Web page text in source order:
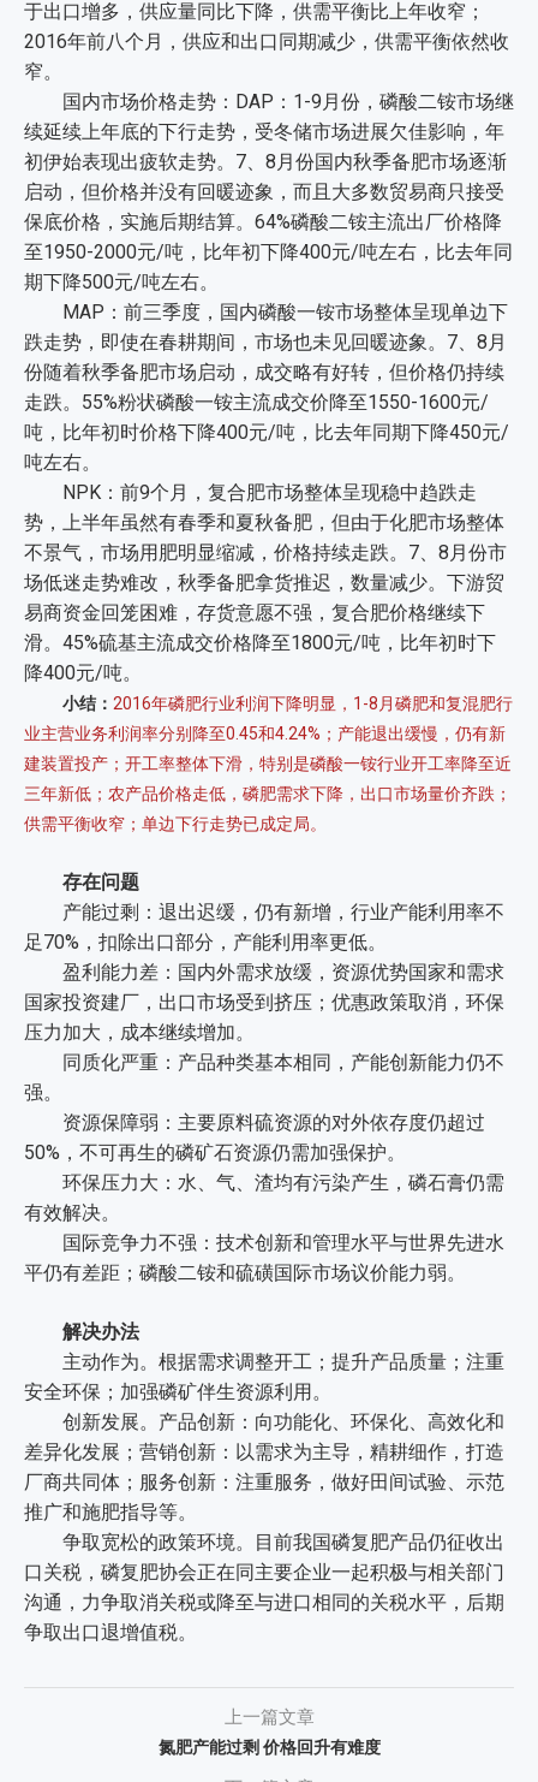
于出口增多，供应量同比下降，供需平衡比上年收窄；
2016年前八个月，供应和出口同期减少，供需平衡依然收
窄。
国内市场价格走势：DAP：1-9月份，磷酸二铵市场继
续延续上年底的下行走势，受冬储市场进展欠佳影响，年
初伊始表现出疲软走势。7、8月份国内秋季备肥市场逐渐
启动，但价格并没有回暖迹象，而且大多数贸易商只接受
保底价格，实施后期结算。64%磷酸二铵主流出厂价格降
至1950-2000元/吨，比年初下降400元/吨左右，比去年同
期下降500元/吨左右。
MAP：前三季度，国内磷酸一铵市场整体呈现单边下
跌走势，即使在春耕期间，市场也未见回暖迹象。7、8月
份随着秋季备肥市场启动，成交略有好转，但价格仍持续
走跌。55%粉状磷酸一铵主流成交价降至1550-1600元/
吨，比年初时价格下降400元/吨，比去年同期下降450元/
吨左右。
NPK：前9个月，复合肥市场整体呈现稳中趋跌走
势，上半年虽然有春季和夏秋备肥，但由于化肥市场整体
不景气，市场用肥明显缩减，价格持续走跌。7、8月份市
场低迷走势难改，秋季备肥拿货推迟，数量减少。下游贸
易商资金回笼困难，存货意愿不强，复合肥价格继续下
滑。45%硫基主流成交价格降至1800元/吨，比年初时下
降400元/吨。
小结： 2016年磷肥行业利润下降明显，1-8月磷肥和复混肥行
业主营业务利润率分别降至0.45和4.24%；产能退出缓慢，仍有新
建装置投产；开工率整体下滑，特别是磷酸一铵行业开工率降至近
三年新低；农产品价格走低，磷肥需求下降，出口市场量价齐跌；
供需平衡收窄；单边下行走势已成定局。
存在问题
产能过剩：退出迟缓，仍有新增，行业产能利用率不
足70%，扣除出口部分，产能利用率更低。
盈利能力差：国内外需求放缓，资源优势国家和需求
国家投资建厂，出口市场受到挤压；优惠政策取消，环保
压力加大，成本继续增加。
同质化严重：产品种类基本相同，产能创新能力仍不
强。
资源保障弱：主要原料硫资源的对外依存度仍超过
50%，不可再生的磷矿石资源仍需加强保护。
环保压力大：水、气、渣均有污染产生，磷石膏仍需
有效解决。
国际竞争力不强：技术创新和管理水平与世界先进水
平仍有差距；磷酸二铵和硫磺国际市场议价能力弱。
解决办法
主动作为。根据需求调整开工；提升产品质量；注重
安全环保；加强磷矿伴生资源利用。
创新发展。产品创新：向功能化、环保化、高效化和
差异化发展；营销创新：以需求为主导，精耕细作，打造
厂商共同体；服务创新：注重服务，做好田间试验、示范
推广和施肥指导等。
争取宽松的政策环境。目前我国磷复肥产品仍征收出
口关税，磷复肥协会正在同主要企业一起积极与相关部门
沟通，力争取消关税或降至与进口相同的关税水平，后期
争取出口退增值税。
上一篇文章
氮肥产能过剩 价格回升有难度